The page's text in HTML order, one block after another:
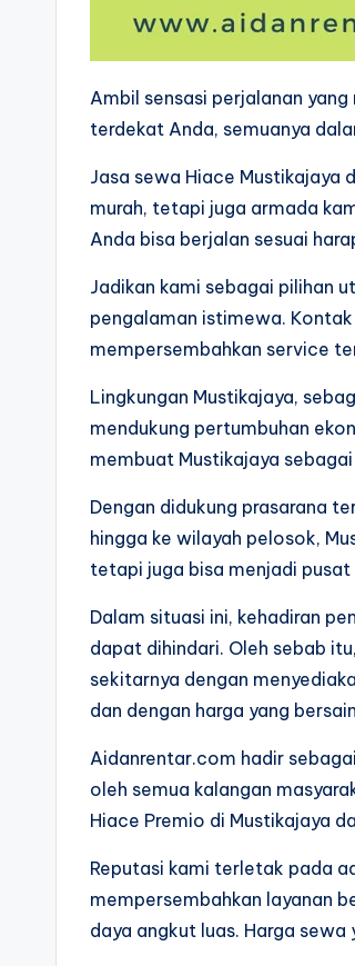
Ambil sensasi perjalanan
terdekat Anda, semuanya
Jasa sewa Hiace Mustikajaya
murah, tetapi juga armada
Anda bisa berjalan sesuai
Jadikan kami sebagai pilihan
pengalaman istimewa.
mempersembahkan service
Lingkungan Mustikajaya,
mendukung pertumbuhan
membuat Mustikajaya
Dengan didukung prasarana
hingga ke wilayah pelosok,
tetapi juga bisa menjadi
Dalam situasi ini, kehadiran
dapat dihindari. Oleh sebab
sekitarnya dengan
dan dengan harga yang
Aidanrentar.com hadir
oleh semua kalangan
Hiace Premio di Mustikajaya
Reputasi kami terletak pada
mempersembahkan layanan
daya angkut luas. Harga